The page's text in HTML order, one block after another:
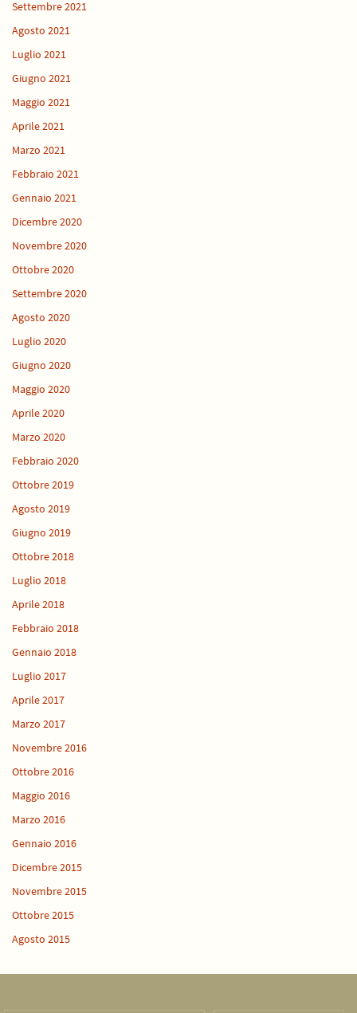
Settembre 2021
Agosto 2021
Luglio 2021
Giugno 2021
Maggio 2021
Aprile 2021
Marzo 2021
Febbraio 2021
Gennaio 2021
Dicembre 2020
Novembre 2020
Ottobre 2020
Settembre 2020
Agosto 2020
Luglio 2020
Giugno 2020
Maggio 2020
Aprile 2020
Marzo 2020
Febbraio 2020
Ottobre 2019
Agosto 2019
Giugno 2019
Ottobre 2018
Luglio 2018
Aprile 2018
Febbraio 2018
Gennaio 2018
Luglio 2017
Aprile 2017
Marzo 2017
Novembre 2016
Ottobre 2016
Maggio 2016
Marzo 2016
Gennaio 2016
Dicembre 2015
Novembre 2015
Ottobre 2015
Agosto 2015